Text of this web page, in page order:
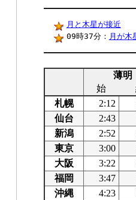
月と木星が接近
09時37分： 月が
薄明
始
札幌
2:12
仙台
2:43
新潟
2:52
東京
3:00
大阪
3:22
福岡
3:47
沖縄
4:23